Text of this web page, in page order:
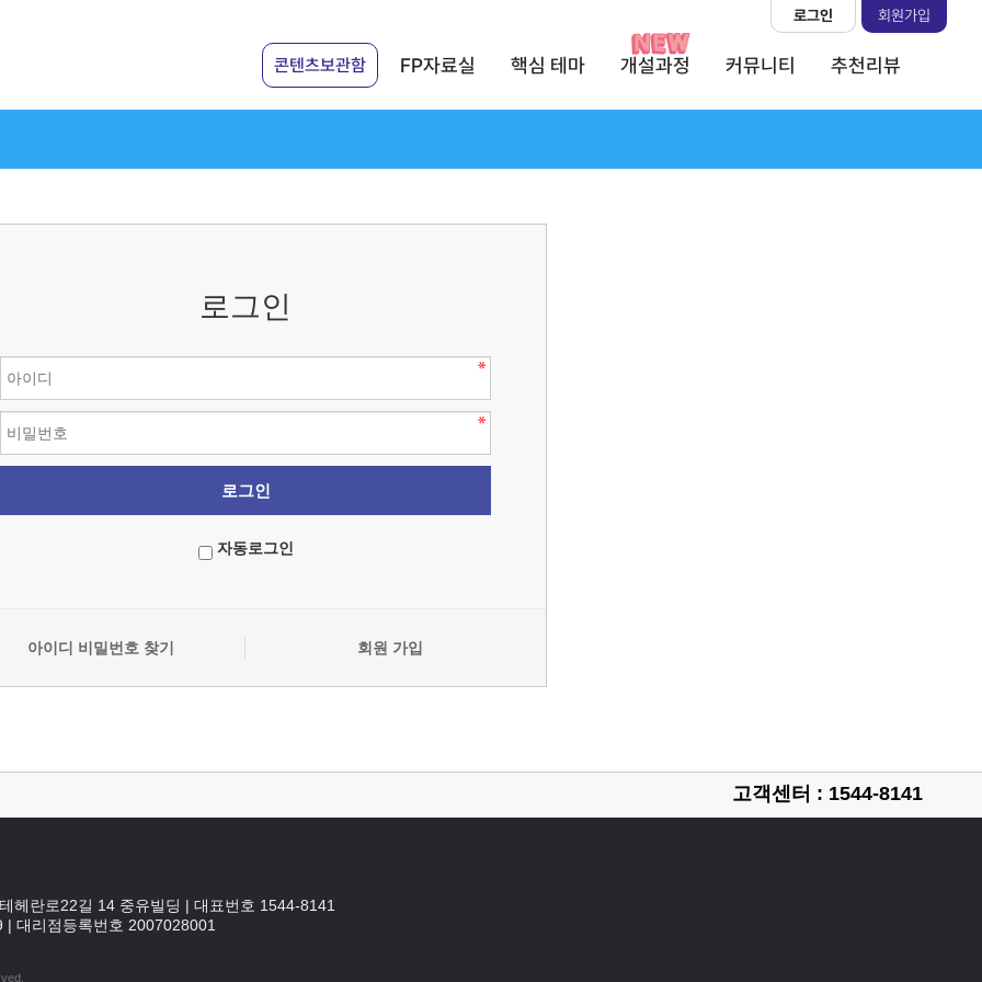
콘텐츠보관함 FP자료실 핵심 테마 개설과정 커뮤니티 추천리뷰
로그인 회원가입
로그인
자동로그인
아이디 비밀번호 찾기 회원 가입
고객센터 : 1544-8141
헤란로22길 14 중유빌딩 | 대표번호 1544-8141
| 대리점등록번호 2007028001